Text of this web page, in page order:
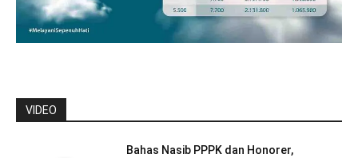
VIDEO
Bahas Nasib PPPK dan Honorer,